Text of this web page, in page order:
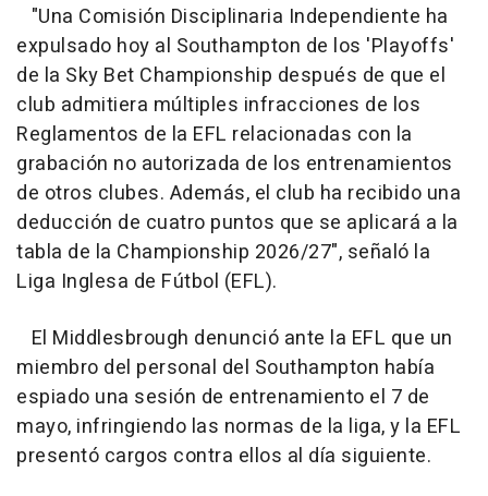
"Una Comisión Disciplinaria Independiente ha
expulsado hoy al Southampton de los 'Playoffs'
de la Sky Bet Championship después de que el
club admitiera múltiples infracciones de los
Reglamentos de la EFL relacionadas con la
grabación no autorizada de los entrenamientos
de otros clubes. Además, el club ha recibido una
deducción de cuatro puntos que se aplicará a la
tabla de la Championship 2026/27", señaló la
Liga Inglesa de Fútbol (EFL).
El Middlesbrough denunció ante la EFL que un
miembro del personal del Southampton había
espiado una sesión de entrenamiento el 7 de
mayo, infringiendo las normas de la liga, y la EFL
presentó cargos contra ellos al día siguiente.